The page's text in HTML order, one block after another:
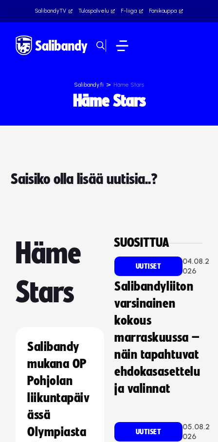
SalibandyTV Tulospalvelu F-liiga Fanikauppa
Salibandy.fi > Häme Stars
Häme Stars
Saisiko olla lisää uutisia..?
Häme
Stars
Salibandy
mukana OP
Pohjolan
liikuntapäiv
ässä
Olympiasta
SUOSITTUA
UUTISET
04.08.2
026
Salibandyliiton
varsinainen
kokous
marraskuussa –
näin tapahtuvat
ehdokasasettelu
ja valinnat
UUTISET
05.08.2
026